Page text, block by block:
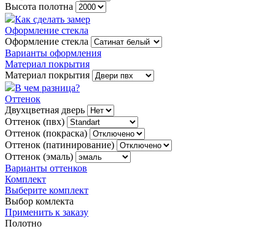
Высота полотна
Как сделать замер
Оформление стекла
Оформление стекла
Варианты оформления
Материал покрытия
Материал покрытия
В чем разница?
Оттенок
Двухцветная дверь
Оттенок (пвх)
Оттенок (покраска)
Оттенок (патинирование)
Оттенок (эмаль)
Варианты оттенков
Комплект
Выберите комплект
Выбор комлекта
Применить к заказу
Полотно